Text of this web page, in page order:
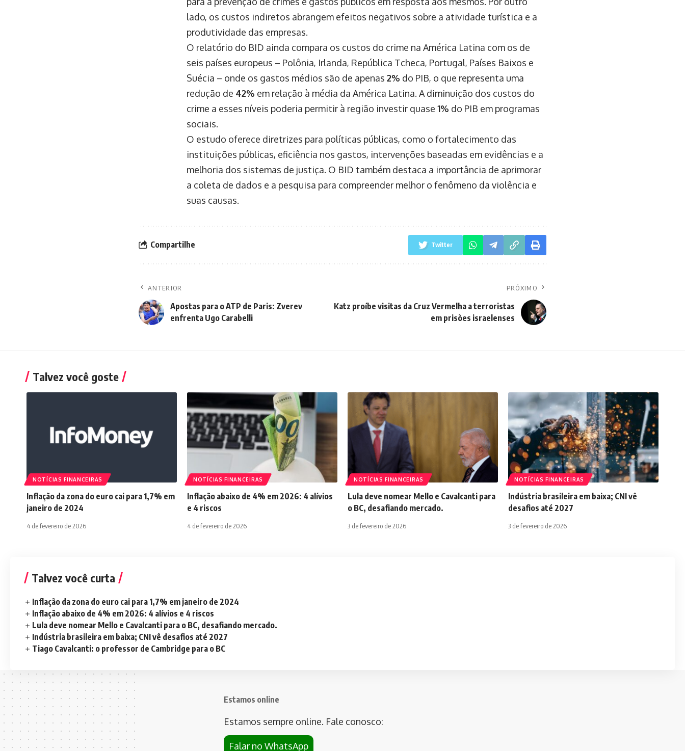
lado, os custos indiretos abrangem efeitos negativos sobre a atividade turística e a
produtividade das empresas.
O relatório do BID ainda compara os custos do crime na América Latina com os de
seis países europeus – Polônia, Irlanda, República Tcheca, Portugal, Países Baixos e
Suécia – onde os gastos médios são de apenas 2% do PIB, o que representa uma
redução de 42% em relação à média da América Latina. A diminuição dos custos do
crime a esses níveis poderia permitir à região investir quase 1% do PIB em programas
sociais.
O estudo oferece diretrizes para políticas públicas, como o fortalecimento das
instituições públicas, eficiência nos gastos, intervenções baseadas em evidências e a
melhoria dos sistemas de justiça. O BID também destaca a importância de aprimorar
a coleta de dados e a pesquisa para compreender melhor o fenômeno da violência e
suas causas.
Compartilhe Twitter
ANTERIOR
Apostas para o ATP de Paris: Zverev
enfrenta Ugo Carabelli
PRÓXIMO
Katz proíbe visitas da Cruz Vermelha a terroristas
em prisões israelenses
Talvez você goste
NOTÍCIAS FINANCEIRAS
Inflação da zona do euro cai para 1,7% em
janeiro de 2024
4 de fevereiro de 2026
NOTÍCIAS FINANCEIRAS
Inflação abaixo de 4% em 2026: 4 alívios
e 4 riscos
4 de fevereiro de 2026
NOTÍCIAS FINANCEIRAS
Lula deve nomear Mello e Cavalcanti para
o BC, desafiando mercado.
3 de fevereiro de 2026
NOTÍCIAS FINANCEIRAS
Indústria brasileira em baixa; CNI vê
desafios até 2027
3 de fevereiro de 2026
Talvez você curta
Inflação da zona do euro cai para 1,7% em janeiro de 2024
Inflação abaixo de 4% em 2026: 4 alívios e 4 riscos
Lula deve nomear Mello e Cavalcanti para o BC, desafiando mercado.
Indústria brasileira em baixa; CNI vê desafios até 2027
Tiago Cavalcanti: o professor de Cambridge para o BC
Estamos online
Estamos sempre online. Fale conosco:
Falar no WhatsApp